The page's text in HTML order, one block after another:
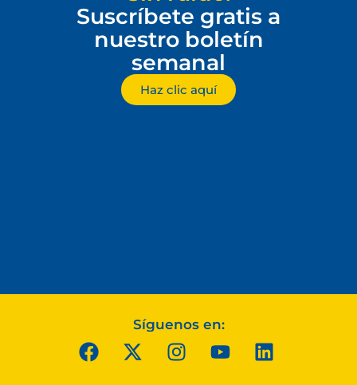
Suscríbete gratis a
nuestro boletín
semanal
Haz clic aquí
Síguenos en: